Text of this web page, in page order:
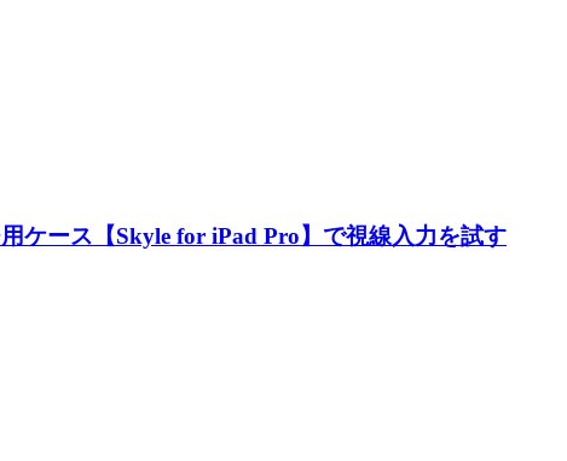
ケース【Skyle for iPad Pro】で視線入力を試す